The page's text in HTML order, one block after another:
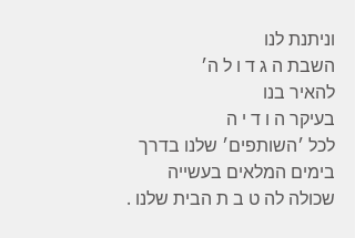
וניתנת לנו
השבת ה ג ד ו ל ה׳
להאיר בנו
בעיקר ה ו ד י ה
לכל ׳השותפים׳ שלנו בדרך
בימים המלאים בעשייה
שכולה לה ט ב ת הבית שלנו .